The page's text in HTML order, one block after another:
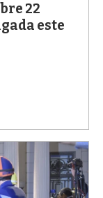
22
este